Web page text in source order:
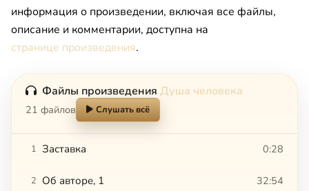
информация о произведении, включая все файлы,
описание и комментарии, доступна на
странице произведения.
Файлы произведения Душа человека
21 файлов Слушать всё
1 Заставка 0:28
2 Об авторе, 1 32:54